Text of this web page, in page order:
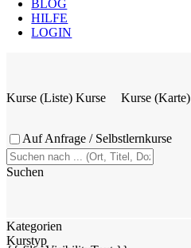
BLOG
HILFE
LOGIN
Kurse (Liste) Kurse Kurse (Karte)
Auf Anfrage / Selbstlernkurse
Suchen
Kategorien
Kurstyp